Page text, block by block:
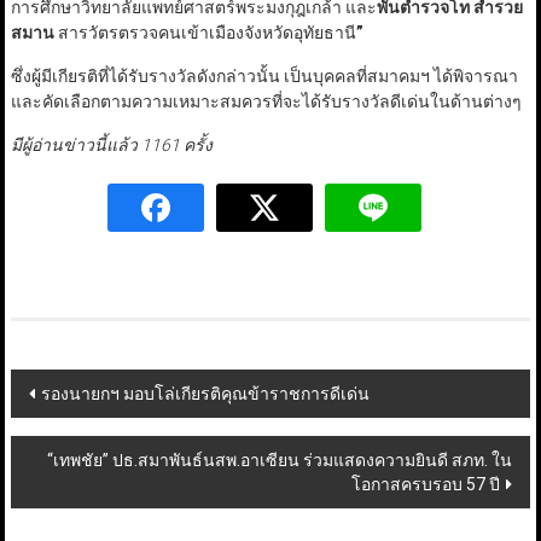
การศึกษาวิทยาลัยแพทย์ศาสตร์พระมงกุฎเกล้า และพันตำรวจโท สำรวย
สมานสารวัตรตรวจคนเข้าเมืองจังหวัดอุทัยธานี”
ซึ่งผู้มีเกียรติที่ได้รับรางวัลดังกล่าวนั้น เป็นบุคคลที่สมาคมฯ ได้พิจารณา
และคัดเลือกตามความเหมาะสมควรที่จะได้รับรางวัลดีเด่นในด้านต่างๆ
มีผู้อ่านข่าวนี้แล้ว 1161 ครั้ง
Post
navigation
รองนายกฯ มอบโล่เกียรติคุณข้าราชการดีเด่น
“เทพชัย” ปธ.สมาพันธ์นสพ.อาเซียน ร่วมแสดงความยินดี สภท. ใน
โอกาสครบรอบ 57 ปี